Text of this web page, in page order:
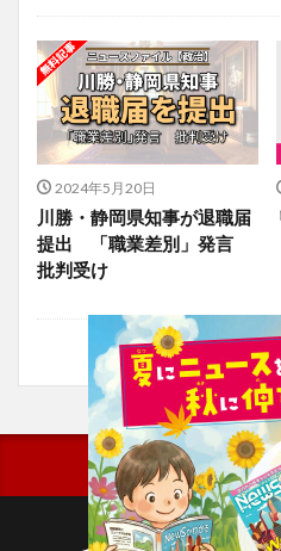
投稿
学び
マンガ
電子書籍
2024年5月20日
川勝・静岡県知事が退職届
提出 「職業差別」発言
批判受け